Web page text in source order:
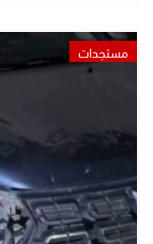
مستجدات